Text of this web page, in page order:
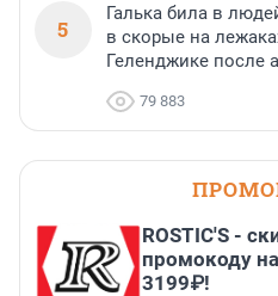
5
Галька била в
в скорые на
Геленджике после
79 883
ROSTIC'S -
промокоду
3199₽!